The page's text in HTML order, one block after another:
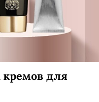
кремов для